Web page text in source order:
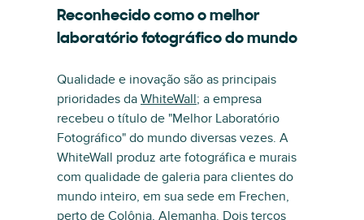
Reconhecido como o melhor
laboratório fotográfico do mundo
Qualidade e inovação são as principais
prioridades da WhiteWall; a empresa
recebeu o título de "Melhor Laboratório
Fotográfico" do mundo diversas vezes. A
WhiteWall produz arte fotográfica e murais
com qualidade de galeria para clientes do
mundo inteiro, em sua sede em Frechen,
perto de Colônia, Alemanha. Dois terços